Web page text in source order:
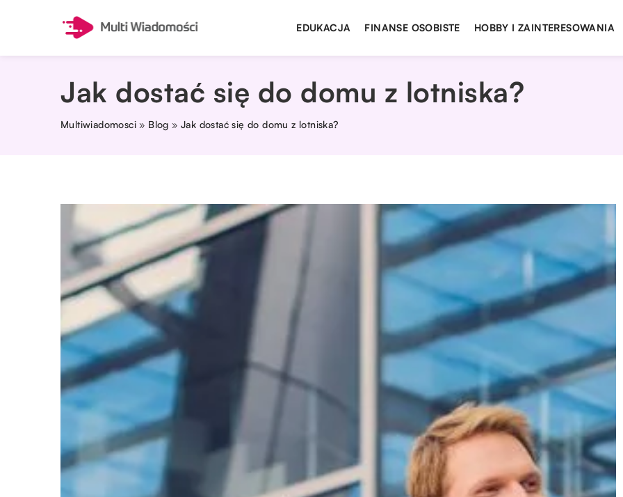
EDUKACJA FINANSE OSOBISTE HOBBY I ZAINTERESOWANIA
Jak dostać się do domu z lotniska?
Multiwiadomosci » Blog »Jak dostać się do domu z lotniska?